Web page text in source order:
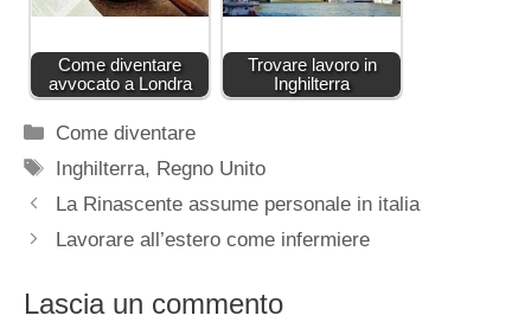
Come diventare
avvocato a Londra
Trovare lavoro in
Inghilterra
Categorie
Come diventare
Tag
Inghilterra, Regno Unito
La Rinascente assume personale in italia
Lavorare all’estero come infermiere
Lascia un commento